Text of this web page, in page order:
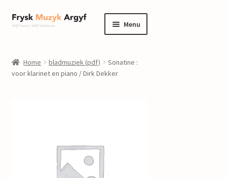
Ga
door
navigatie
Ga
naar
inhoud
Menu
informatie
Home bladmuziek (pdf)
Sonatine :
voor klarinet en piano / Dirk Dekker